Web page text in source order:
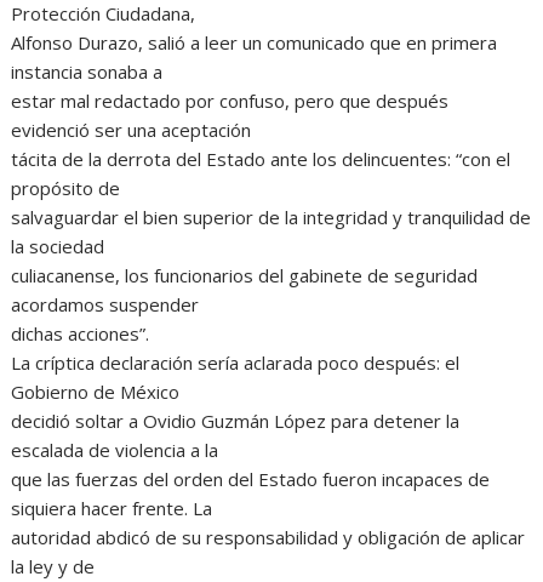
Protección Ciudadana,
Alfonso Durazo, salió a leer un comunicado que en primera
instancia sonaba a
estar mal redactado por confuso, pero que después
evidenció ser una aceptación
tácita de la derrota del Estado ante los delincuentes: “con el
propósito de
salvaguardar el bien superior de la integridad y tranquilidad de
la sociedad
culiacanense, los funcionarios del gabinete de seguridad
acordamos suspender
dichas acciones”.
La críptica declaración sería aclarada poco después: el
Gobierno de México
decidió soltar a Ovidio Guzmán López para detener la
escalada de violencia a la
que las fuerzas del orden del Estado fueron incapaces de
siquiera hacer frente. La
autoridad abdicó de su responsabilidad y obligación de aplicar
la ley y de